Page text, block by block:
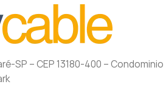
SP – CEP 13180-400 – Condominio